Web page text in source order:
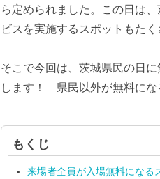
ら定められました。この日は
ビスを実施するスポットもた
そこで今回は、茨城県民の日
します！ 県民以外が無料にな
もくじ
来場者全員が入場無料になる